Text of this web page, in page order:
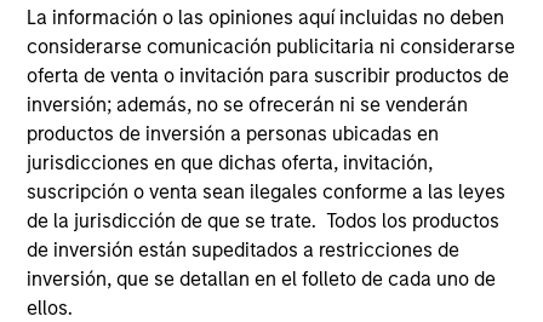
La información o las opiniones aquí incluidas no deben
considerarse comunicación publicitaria ni considerarse
oferta de venta o invitación para suscribir productos de
inversión; además, no se ofrecerán ni se venderán
productos de inversión a personas ubicadas en
jurisdicciones en que dichas oferta, invitación,
suscripción o venta sean ilegales conforme a las leyes
de la jurisdicción de que se trate. Todos los productos
de inversión están supeditados a restricciones de
inversión, que se detallan en el folleto de cada uno de
ellos.
equity.
Private Markets Perspectives Q4
Webinar
03-DIC-2025
In this quarter’s webinar, our investment
leaders provided a comprehensive view of the
private markets landscape, shared strategic